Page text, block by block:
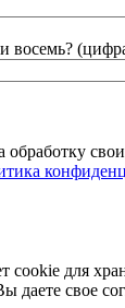
восемь?
обработку
cookie для
даете свое